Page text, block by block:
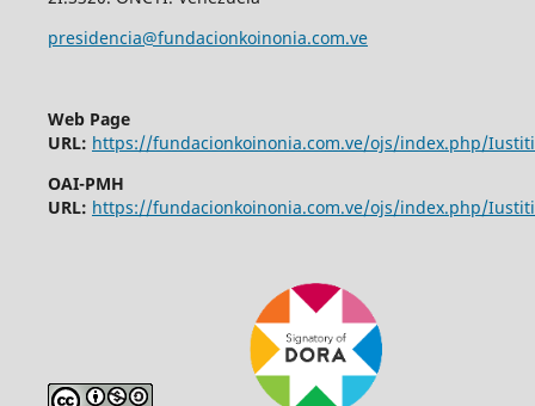
presidencia@fundacionkoinonia.com.ve
Web Page
URL: https://fundacionkoinonia.com.ve/ojs/index.php/
OAI-PMH
URL: https://fundacionkoinonia.com.ve/ojs/index.php/